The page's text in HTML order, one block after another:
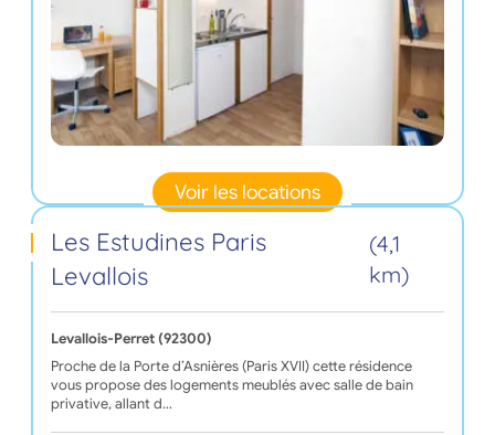
Voir les locations
Les Estudines Paris
Levallois
(4,1
km)
Levallois-Perret (92300)
Proche de la Porte d’Asnières (Paris XVII) cette résidence
vous propose des logements meublés avec salle de bain
privative, allant d…